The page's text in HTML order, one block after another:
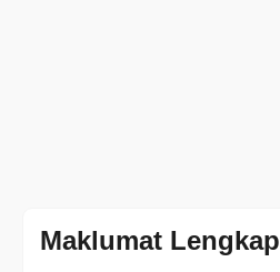
Maklumat Lengkap